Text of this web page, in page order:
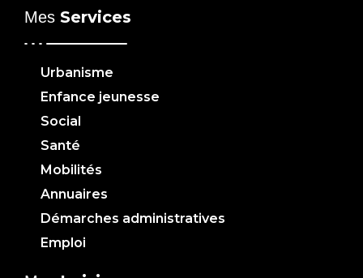
Mes Services
Urbanisme
Enfance jeunesse
Social
Santé
Mobilités
Annuaires
Démarches administratives
Emploi